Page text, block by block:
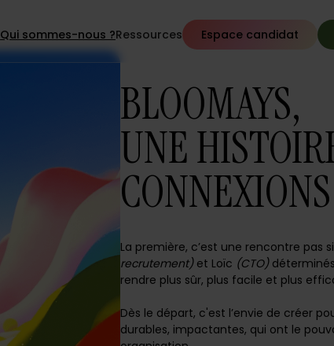
Qui sommes-nous ?Ressources Espace candidat
BLOOMAYS,
UNE
CONNEXIONS
La première, c’est une rencontre pas
recrutement)et Loïc (CTO)
rendre plus sûr, plus facile et plus
Dès le départ, c'est l’envie de créer
durables, impactantes, qui ont le